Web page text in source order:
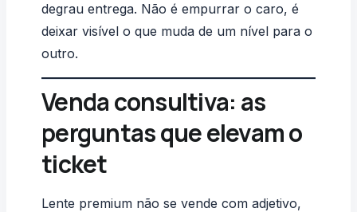
degrau entrega. Não é empurrar o caro, é
deixar visível o que muda de um nível para o
outro.
Venda consultiva: as
perguntas que elevam o
ticket
Lente premium não se vende com adjetivo,